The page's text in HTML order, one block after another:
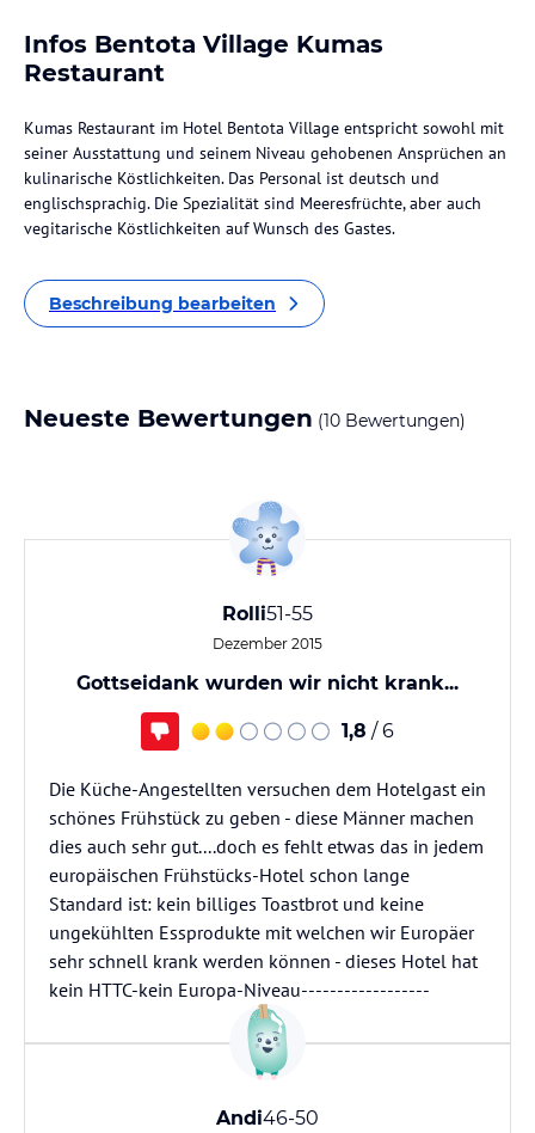
Infos Bentota Village Kumas
Restaurant
Kumas Restaurant im Hotel Bentota Village entspricht sowohl mit
seiner Ausstattung und seinem Niveau gehobenen Ansprüchen an
kulinarische Köstlichkeiten. Das Personal ist deutsch und
englischsprachig. Die Spezialität sind Meeresfrüchte, aber auch
vegitarische Köstlichkeiten auf Wunsch des Gastes.
Beschreibung bearbeiten
Neueste Bewertungen (10 Bewertungen)
Rolli51-55
Dezember 2015
Gottseidank wurden wir nicht krank...
1,8 / 6
Die Küche-Angestellten versuchen dem Hotelgast ein
schönes Frühstück zu geben - diese Männer machen
dies auch sehr gut....doch es fehlt etwas das in jedem
europäischen Frühstücks-Hotel schon lange
Standard ist: kein billiges Toastbrot und keine
ungekühlten Essprodukte mit welchen wir Europäer
sehr schnell krank werden können - dieses Hotel hat
kein HTTC-kein Europa-Niveau------------------
Andi46-50